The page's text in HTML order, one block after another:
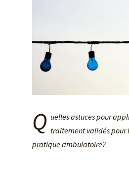
Q uelles astuces pour
traitement validés pour
pratique ambulatoire?